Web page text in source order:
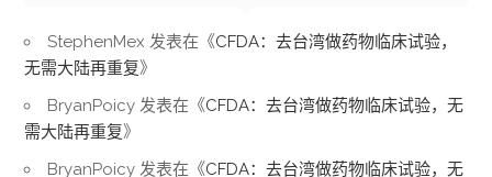
StephenMex 发表在《CFDA：去台湾做药物临床试验，
无需大陆再重复》
BryanPoicy 发表在《CFDA：去台湾做药物临床试验，无
需大陆再重复》
BryanPoicy 发表在《CFDA：去台湾做药物临床试验，无